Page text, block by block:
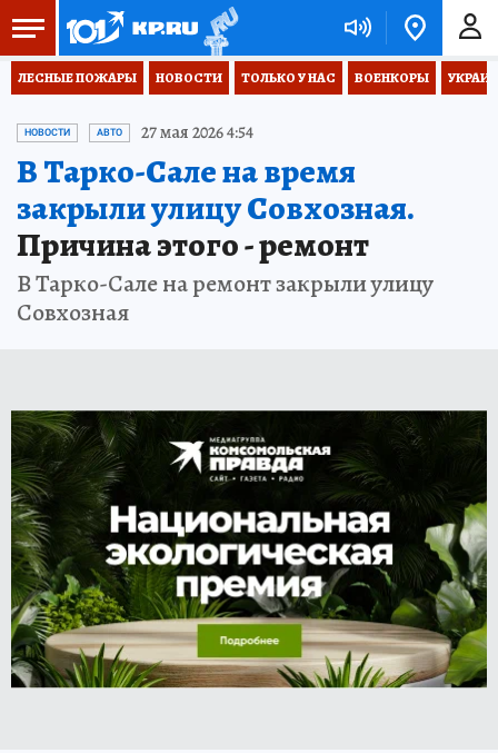
ЛЕСНЫЕ ПОЖАРЫ НОВОСТИ ТОЛЬКО У НАС ВОЕНКОРЫ
НОВОСТИ АВТО 27 мая 2026 4:54
В Тарко-Сале на время
закрыли улицу Совхозная.
Причина этого - ремонт
В Тарко-Сале на ремонт закрыли улицу
Совхозная